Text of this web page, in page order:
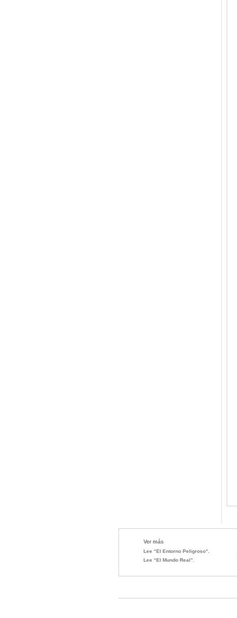
Ver más
Lee “El Entorno Peligroso”.
Lee “El Mundo Real”.